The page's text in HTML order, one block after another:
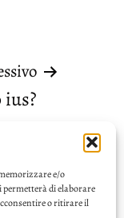
e/o
permetterà di elaborare
o ritirare il